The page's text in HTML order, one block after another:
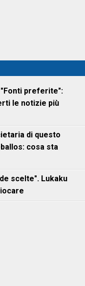
"Fonti preferite":
le notizie più
di questo
cosa sta
scelte". Lukaku